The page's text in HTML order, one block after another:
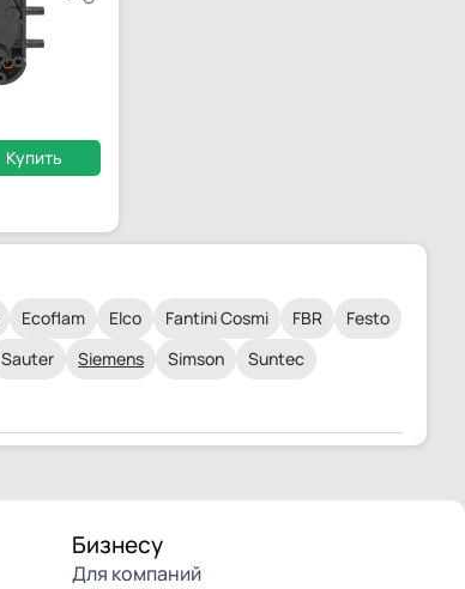
Купить
Ecoflam Elco Fantini Cosmi FBR
Festo
Sauter Siemens Simson
Suntec
Бизнесу
Для компаний